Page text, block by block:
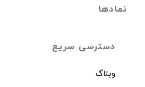
دسترسی سریع
وبلاگ
نمادها